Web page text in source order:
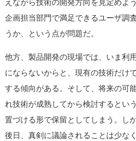
えながら技術の開発方向を見定めよ
企画担当部門で満足できるユーザ調
うか、という点が問題だ。
他方、製品開発の現場では、いま利
にならないからと、現有の技術だけ
する傾向がある。そして、将来の可
れ技術が成熟してから検討するとい
置づける形で保留としてしまう。し
後日、真剣に議論されることは少な